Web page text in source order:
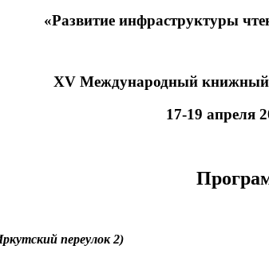
«Развитие инфраструктуры
XVМеждународный книжный
17-19 апреля
переулок 2)